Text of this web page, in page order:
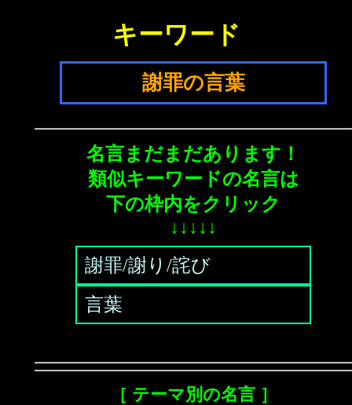
キーワード
謝罪の言葉
名言まだまだあります！
類似キーワードの名言は
下の枠内をクリック
↓↓↓↓↓
謝罪/謝り/詫び
言葉
［ テーマ別の名言 ］